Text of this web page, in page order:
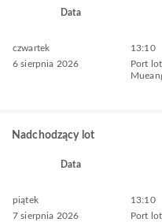
Data
czwartek
6 sierpnia 2026
13:10
Port
Nadchodzący lot
Data
piątek
7 sierpnia 2026
13:10
Port